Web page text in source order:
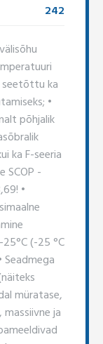
242
seetõttu ka
•
põhjalik
ka F-seeria
SCOP -
•
(-25 °C
müratase,
ja